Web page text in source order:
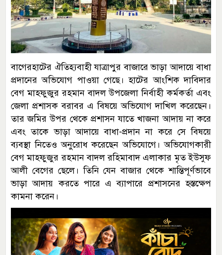
বাগেরহাটের ঐতিহ্যবাহী যাত্রাপুর বাজারে ভাড়া আদায়ে বাধা
প্রদানের অভিযোগ পাওয়া গেছে। হাটের আংশিক দাবিদার
বেগ মাহফুজুর রহমান বাদল উপজেলা নির্বাহী কর্মকর্তা এবং
জেলা প্রশাসক বরাবর এ বিষয়ে অভিযোগ দাখিল করেছেন।
তার জমির উপর থেকে প্রশাসন যাতে খাজনা আদায় না করে
এবং তাকে ভাড়া আদায়ে বাধা-প্রদান না করে সে বিষয়ে
ব্যবস্থা নিতেও অনুরোধ করেছেন অভিযোগে। অভিযোগকারী
বেগ মাহফুজুর রহমান বাদল রহিমাবাদ এলাকার মৃত ইউসুফ
আলী বেগের ছেলে। তিনি যেন বাজার থেকে শান্তিপূর্ণভাবে
ভাড়া আদায় করতে পারে এ ব্যাপারে প্রশাসনের হস্তক্ষেপ
কামনা করেন।